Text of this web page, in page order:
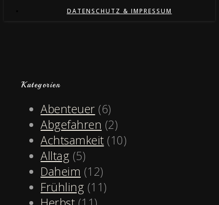
DATENSCHUTZ & IMPRESSUM
Kategorien
Abenteuer (6)
Abgefahren (2)
Achtsamkeit (10)
Alltag (5)
Daheim (12)
Frühling (11)